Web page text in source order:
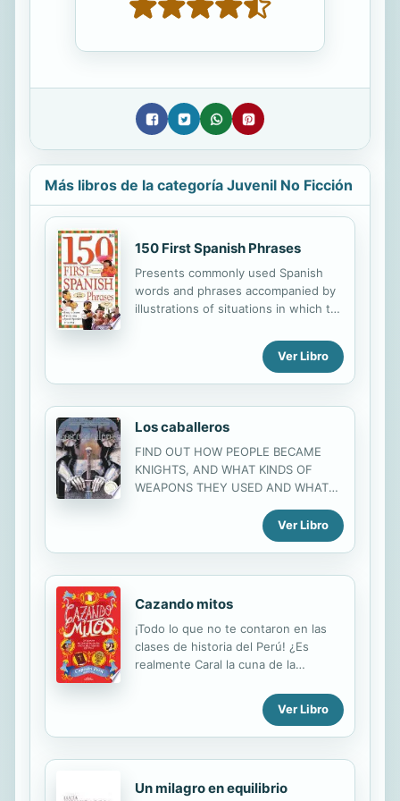
Más libros de la categoría Juvenil No Ficción
150 First Spanish Phrases
Presents commonly used Spanish
words and phrases accompanied by
illustrations of situations in which to
Ver Libro
Los caballeros
FIND OUT HOW PEOPLE BECAME
KNIGHTS, AND WHAT KINDS OF
WEAPONS THEY USED AND WHAT
NOT FIGHTING. THIS NEW USBORNE
DISCOVERY BOOK, WITH AMAZING
ILLUSTRATIONS, EXPLORES IN
DESCRIPTIVE DETAIL HOW KNIGHTS
LIVED, DIED, AND EVENTUALLY DIED
OUT ALTOGETHER.
Ver Libro
Cazando mitos
¡Todo lo que no te contaron en las
clases de historia del Perú! ¿Es
realmente Caral la cuna de la
¿Los extraterrestres dibujaron las
Líneas de Nazca? ¿Anticiparon los
mochicas el fin del mundo? ¿Tenían
Morro de Arica? En estas y otras
Ver Libro
Un milagro en equilibrio